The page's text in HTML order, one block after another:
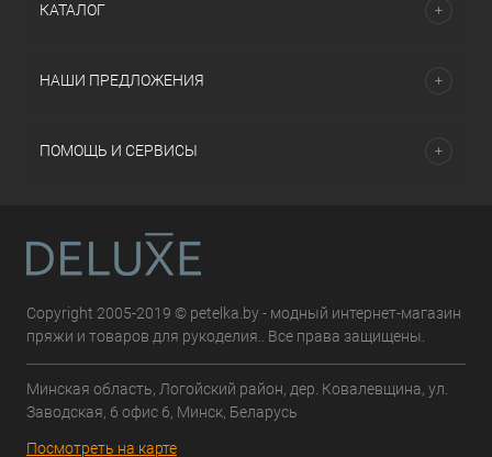
КАТАЛОГ
НАШИ ПРЕДЛОЖЕНИЯ
ПОМОЩЬ И СЕРВИСЫ
Copyright 2005-2019 © petelka.by - модный интернет-магазин
пряжи и товаров для рукоделия.. Все права защищены.
Минская область, Логойский район, дер. Ковалевщина, ул.
Заводская, 6 офис 6, Минск, Беларусь
Посмотреть на карте